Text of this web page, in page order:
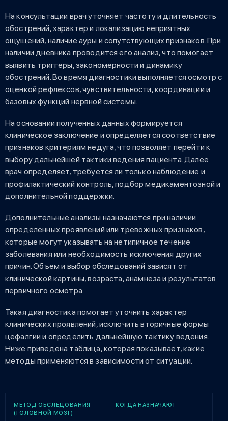
На консультации врач уточняет частоту и длительность
обострений, характер и локализацию неприятных
ощущений, наличие ауры и сопутствующих признаков. При
наличии дневника проводится его анализ, что помогает
выявить триггеры, закономерности и динамику
обострений. Во время диагностики выполняется осмотр с
оценкой рефлексов, чувствительности, координации и
базовых функций нервной системы.
На основании полученных данных формируется
клиническое заключение и определяется соответствие
признаков критериям недуга, что позволяет перейти к
выбору дальнейшей тактики ведения пациента. Далее
врач определяет, требуется ли только наблюдение и
профилактический контроль, подбор медикаментозной и
дополнительной поддержки.
Дополнительные анализы назначаются при наличии
определенных проявлений или тревожных признаков,
которые могут указывать на нетипичное течение
заболевания или необходимость исключения других
причин. Объем и выбор обследований зависят от
клинической картины, возраста, анамнеза и результатов
первичного осмотра.
Такая диагностика помогает уточнить характер
клинических проявлений, исключить вторичные формы
цефалгии и определить дальнейшую тактику ведения.
Ниже приведена таблица, которая показывает, какие
методы применяются в зависимости от ситуации.
МЕТОД ОБСЛЕДОВАНИЯ
(ГОЛОВНОЙ МОЗГ)
КОГДА НАЗНАЧАЮТ